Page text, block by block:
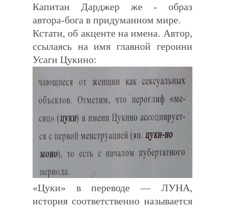
Капитан Дарджер же - образ
автора-бога в придуманном мире.
Кстати, об акценте на имена. Автор,
ссылаясь на имя главной героини
Усаги Цукино:
«Цуки» в переводе — ЛУНА,
история соответственно называется